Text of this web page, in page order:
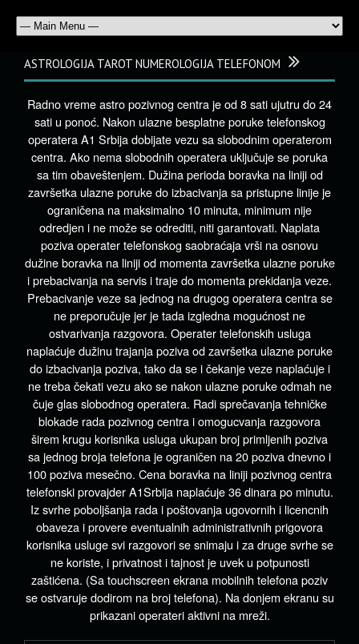
ASTROLOGIJA TAROT NUMEROLOGIJA TELEFONOM
Radno vreme astro pozivnog centra je od 8 sati ujutru do 24
sati u ponoć. Nakon ulazne besplatne poruke telefonskog
operatera A1 Srbija dobijate vezu sa slobodnim operaterom
centra. Ako nema slobodnih operatera uključuje se poruka
sa tim obaveštenjem. Dužina perioda boravka na liniji od
završetka ulazne poruke do izbacivanja sa pristupne linije je
ograničena na maksimalno 10 minuta, minimum nije
odredjen i ne može se odrediti, niti garantovati. Naplata
poziva operater telefonskog saobraćaja vrši na osnovu
dužine boravka na liniji od momenta završetka ulazne poruke
i prebacivanja na servis i traje do momenta prekidanja veze.
Prebacivanje veze sa jednog na drugog operatera centra se
ne preporučuje jer je tada izgledna mogućnost ne
ostvarivanja razgovora. Operater telefonskih usluga
naplaćuje dužinu trajanja poziva od završetka ulazne poruke
do izbacivanja poziva, tako da se i čekanje veze naplaćuje i
ne treba čekati vezu ako se nakon ulazne poruke odmah ne
čuje glas slobodnog operatera. Radi sprečavanja tehničke
blokade rada pozivnog centra i omogucvanja razgovora
širem krugu korisnika usluga ukupan broj primljenih poziva
sa jednog broja telefona je ograničen na 20 poziva dnevno i
100 poziva mesečno. Cena boravka na liniji pozivnog centra
telefonski provajder A1Srbija naplaćuje 36 dinara po minutu.
Iz svrhe poboljšanja rada i poštovanja ugovornih i licencnih
obaveza i provere eventualnih administrativnih prigovora
korisnika usluge svi razgovori se snimaju i za druge svrhe se
ne koriste, i privatnost i tajnost je uvek u potpunosti
zaštićena. (Sa touchscreen ekrana mobilnih telefona poziv
se ostvaruje dodirom na broj telefona). Na donjem ekranu su
prikazani operateri aktivni na mreži.